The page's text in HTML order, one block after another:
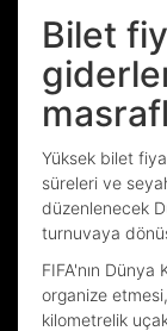
Bilet
Yüksek bilet
süreleri ve
düzenlenecek
turnuvaya
FIFA'nın Dünya
organize
kilometrelik